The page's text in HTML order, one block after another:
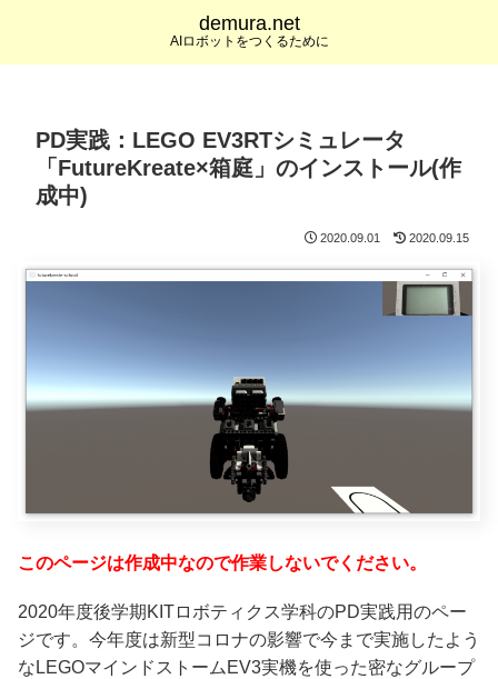
demura.net
AIロボットをつくるために
PD実践：LEGO EV3RTシミュレータ
「FutureKreate×箱庭」のインストール(作
成中)
2020.09.01 2020.09.15
このページは作成中なので作業しないでください。
2020年度後学期KITロボティクス学科のPD実践用のペー
ジです。今年度は新型コロナの影響で今まで実施したよう
なLEGOマインドストームEV3実機を使った密なグループ